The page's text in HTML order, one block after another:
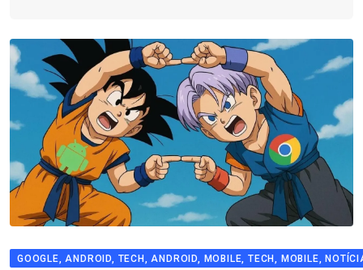
GOOGLE, ANDROID, TECH, ANDROID, MOBILE, TECH, MOBILE,